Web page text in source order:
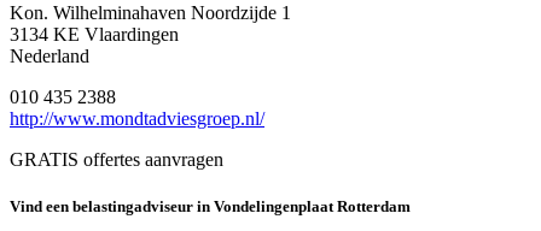
Kon. Wilhelminahaven Noordzijde 1
3134 KE Vlaardingen
Nederland
010 435 2388
http://www.mondtadviesgroep.nl/
GRATIS offertes aanvragen
Vind een belastingadviseur in Vondelingenplaat Rotterdam